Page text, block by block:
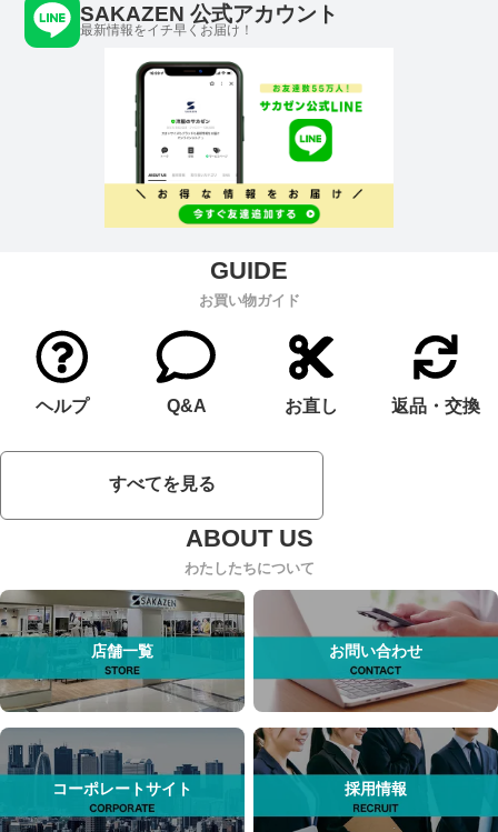
SAKAZEN 公式アカウント
最新情報をイチ早くお届け！
お買い物ガイド
ヘルプ Q&A お直し 返品・交換
すべてを見る
わたしたちについて
店舗一覧 お問い合わせ
コーポレートサイト 採用情報